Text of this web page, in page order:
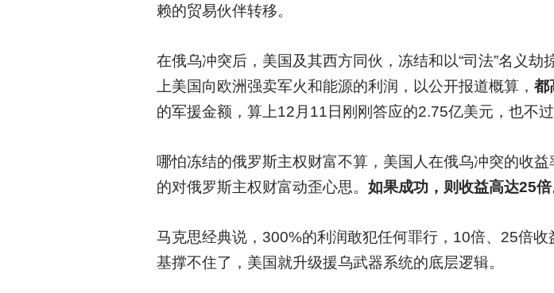
赖的贸易伙伴转移。
在俄乌冲突后，美国及其西方同伙，冻结和以“司法”名义
上美国向欧洲强卖军火和能源的利润，以公开报道概算， 都
的军援金额，算上12月11日刚刚答应的2.75亿美元，也不过
哪怕冻结的俄罗斯主权财富不算，美国人在俄乌冲突的收
的对俄罗斯主权财富动歪心思。 如果成功，则收益高达25倍
马克思经典说，300%的利润敢犯任何罪行，10倍、25倍
基撑不住了，美国就升级援乌武器系统的底层逻辑。